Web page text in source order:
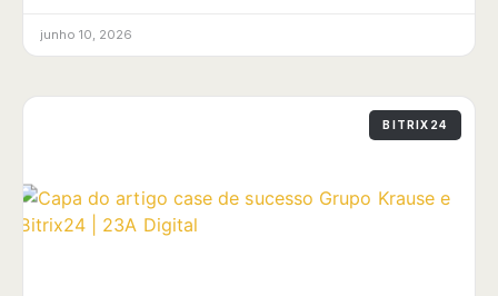
junho 10, 2026
BITRIX24